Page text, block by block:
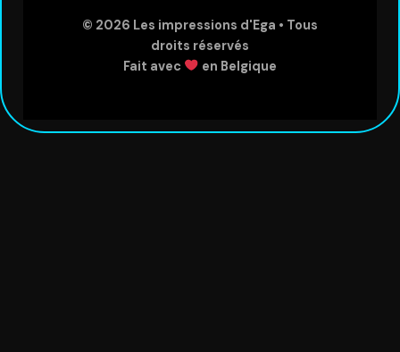
© 2026 Les impressions d'Ega • Tous
droits réservés
Fait avec
en Belgique